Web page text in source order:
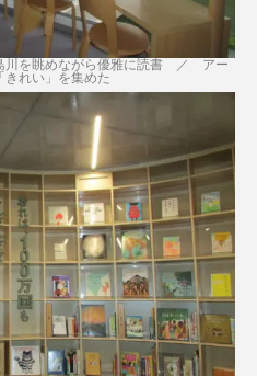
川を眺めながら優雅に読書 ／ アー
きれい」を集めた